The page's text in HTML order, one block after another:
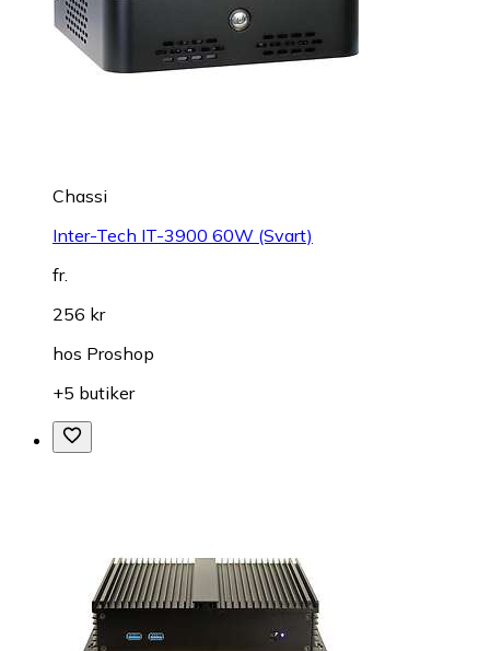
Chassi
Inter-Tech IT-3900 60W (Svart)
fr.
256 kr
hos Proshop
+5 butiker